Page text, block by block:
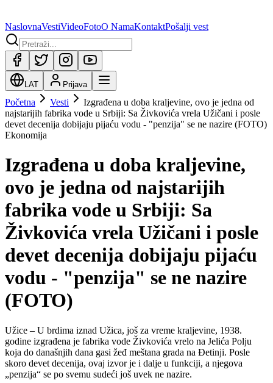
NaslovnaVestiVideoFotoO NamaKontaktPošalji vest
LAT Prijava
Početna Vesti
Izgrađena u doba kraljevine, ovo je jedna od
najstarijih fabrika vode u Srbiji: Sa Živkovića vrela Užičani i posle
devet decenija dobijaju pijaću vodu - "penzija" se ne nazire (FOTO)
Ekonomija
Izgrađena u doba kraljevine,
ovo je jedna od najstarijih
fabrika vode u Srbiji: Sa
Živkovića vrela Užičani i posle
devet decenija dobijaju pijaću
vodu - "penzija" se ne nazire
(FOTO)
Užice – U brdima iznad Užica, još za vreme kraljevine, 1938.
godine izgrađena je fabrika vode Živkovića vrelo na Jelića Polju
koja do današnjih dana gasi žeđ meštana grada na Đetinji. Posle
skoro devet decenija, ovaj izvor je i dalje u funkciji, a njegova
„penzija“ se po svemu sudeći još uvek ne nazire.